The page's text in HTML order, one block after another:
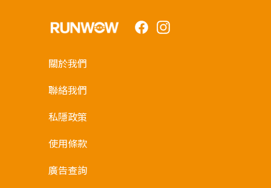
FacebookInstagram
關於我們
聯絡我們
私隱政策
使用條款
廣告查詢